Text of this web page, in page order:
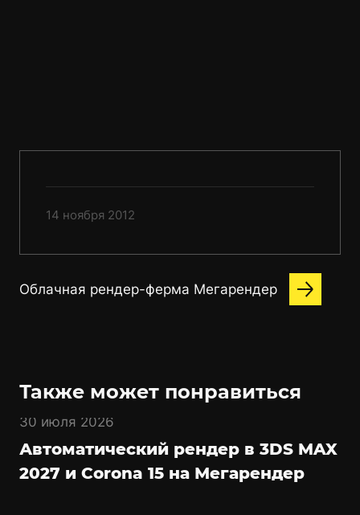
14 ноября 2012
Облачная рендер-ферма Мегарендер
Также может понравиться
30 июля 2026
Автоматический рендер в 3DS MAX
2027 и Corona 15 на Мегарендер